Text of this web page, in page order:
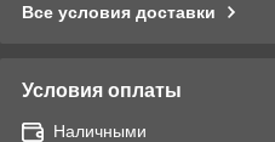
Все условия доставки
Условия оплаты
Наличными